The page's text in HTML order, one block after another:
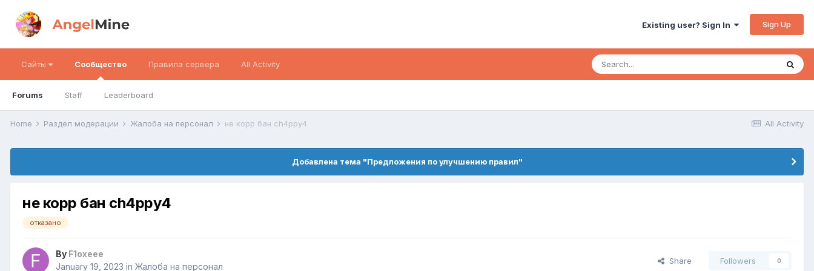
Existing user? Sign In Sign Up
Сайты Сообщество
Forums Staff Leaderboard
Правила сервера All Activity
All Activity
Home Раздел модерации Жалоба на персонал не корр бан ch4ppy4
Добавлена тема "Предложения по улучшению правил"
не корр бан ch4ppy4
отказано
By F1oxeee
January 19, 2023 in Жалоба на персонал
Share Followers 0